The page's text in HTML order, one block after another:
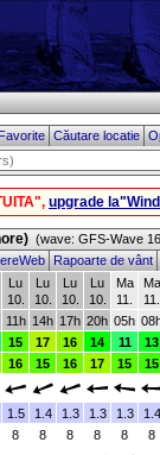
Căutare locatie
upgrade
(wave: GFS-Wave
Rapoarte de vânt
Lu
10.
Lu
10.
Lu
10.
Lu
10.
Ma
11.
Ma
11.
11h 14h 17h 20h 05h
15 17 16 14 11
13
16 15 16 17 15
15
1.5 1.4 1.3 1.3 1.3
1.4
8 8 8 8 8
8